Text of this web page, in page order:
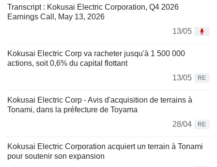
Transcript : Kokusai Electric Corporation, Q4 2026
Earnings Call, May 13, 2026
13/05
Kokusai Electric Corp va racheter jusqu'à 1 500 000
actions, soit 0,6% du capital flottant
13/05
RE
Kokusai Electric Corp - Avis d'acquisition de terrains à
Tonami, dans la préfecture de Toyama
28/04
RE
Kokusai Electric Corporation acquiert un terrain à Tonami
pour soutenir son expansion